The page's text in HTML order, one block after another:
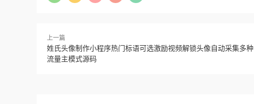
上一篇
姓氏头像制作小程序热门标语可选激励视频解锁头像自动采集多种
流量主模式源码